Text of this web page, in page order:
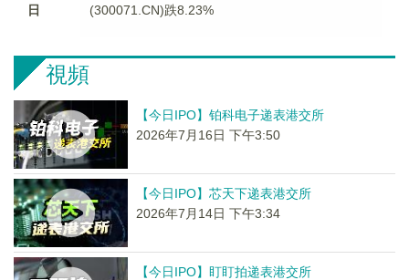
日
(300071.CN)跌8.23%
視頻
【今日IPO】铂科电子递表港交所
2026年7月16日 下午3:50
【今日IPO】芯天下递表港交所
2026年7月14日 下午3:34
【今日IPO】盯盯拍递表港交所